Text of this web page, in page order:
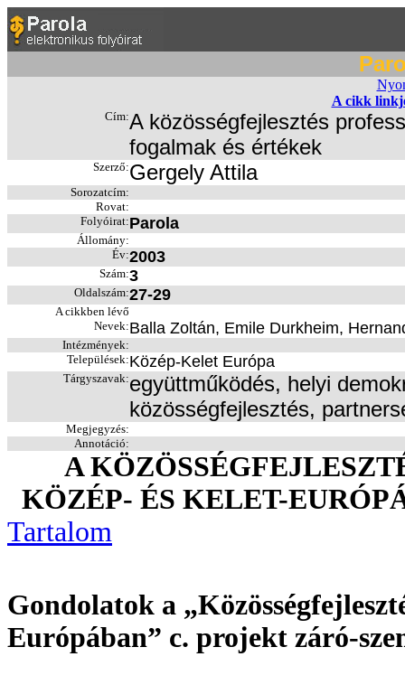
A cikk
Cím:A közösségfejlesztés
fogalmak és értékek
Szerző:Gergely Attila
Sorozatcím:
Rovat:
Folyóirat:Parola
Állomány:
Év:2003
Szám:3
Oldalszám:27-29
A cikkben lévő
Nevek:Balla Zoltán, Emile Durkheim,
Intézmények:
Települések:Közép-Kelet Európa
Tárgyszavak:együttműködés, helyi
közösségfejlesztés,
Megjegyzés:
Annotáció:
A
KÖZÉP- ÉS KELET-
Tartalom
Gondolatok a
Európában” c. projekt záró-